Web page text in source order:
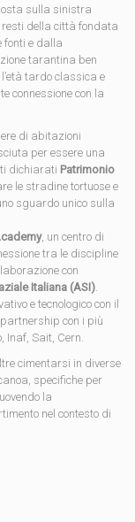
sulla sinistra
della città fondata
fonti e dalla
tarantina ben
tardo classica e
connessione con la
di abitazioni
per essere una
dichiarati Patrimonio
le stradine tortuose e
sguardo unico sulla
, un centro di
tra le discipline
con
Italiana (ASI).
e tecnologico con il
con i più
Inaf, Sait, Cern.
cimentarsi in diverse
specifiche per
la
nel contesto di